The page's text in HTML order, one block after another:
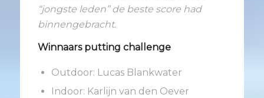
“jongste leden” de beste score had
binnengebracht.
Winnaars putting challenge
Outdoor: Lucas Blankwater
Indoor: Karlijn van den Oever